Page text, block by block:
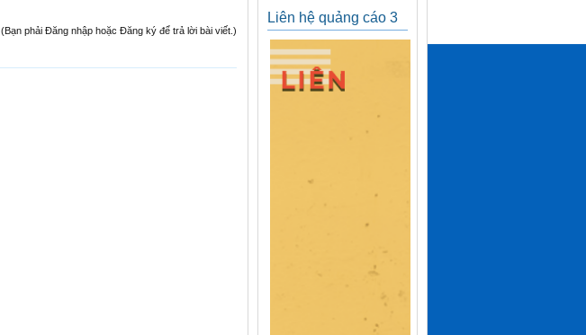
(Bạn phải Đăng nhập hoặc Đăng ký để trả lời bài viết.)
Liên hệ quảng cáo 3